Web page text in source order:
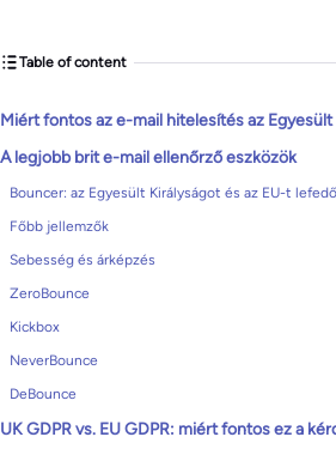
Table of content
Miért fontos az e-mail hitelesítés az Egyesült
A legjobb brit e-mail ellenőrző eszközök
Bouncer: az Egyesült Királyságot és az EU-t
Főbb jellemzők
Sebesség és árképzés
ZeroBounce
Kickbox
NeverBounce
DeBounce
UK GDPR vs. EU GDPR: miért fontos ez a